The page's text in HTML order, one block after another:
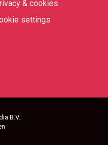
& cookies
settings
B.V.